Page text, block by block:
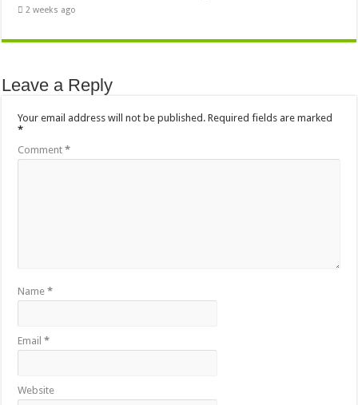
2 weeks ago
Leave a Reply
Your email address will not be published. Required fields are marked
*
Comment*
Name*
Email*
Website